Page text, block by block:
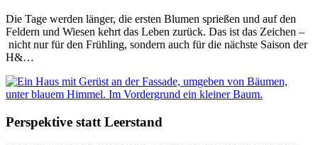
Die Tage werden länger, die ersten Blumen sprießen und auf den
Feldern und Wiesen kehrt das Leben zurück. Das ist das Zeichen –
nicht nur für den Frühling, sondern auch für die nächste Saison der
H&…
Perspektive statt Leerstand